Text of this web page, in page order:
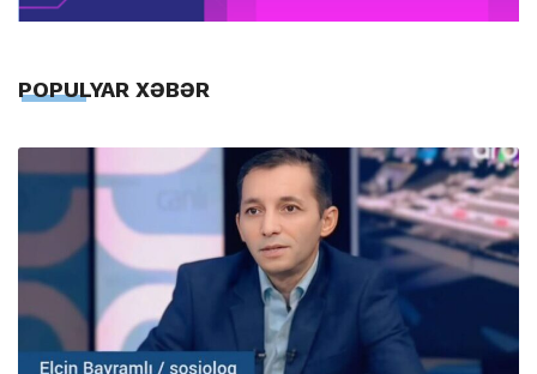
POPULYAR XƏBƏR